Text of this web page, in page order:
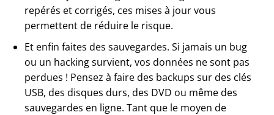
repérés et corrigés, ces mises à jour vous
permettent de réduire le risque.
Et enfin faites des sauvegardes. Si jamais un bug
ou un hacking survient, vos données ne sont pas
perdues ! Pensez à faire des backups sur des clés
USB, des disques durs, des DVD ou même des
sauvegardes en ligne. Tant que le moyen de